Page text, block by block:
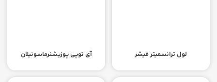
لول ترانسمیتر فیشر آی توپی پوزیشنرماسونیلان